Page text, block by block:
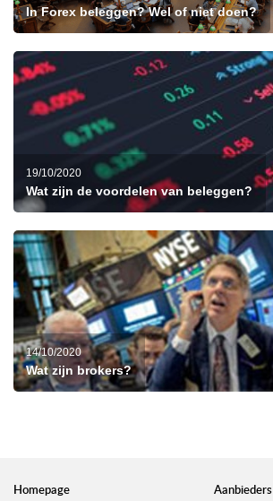
In Forex beleggen? Wel of niet doen?
19/10/2020
Wat zijn de voordelen van beleggen?
14/10/2020
Wat zijn brokers?
Homepage
Aanbieders